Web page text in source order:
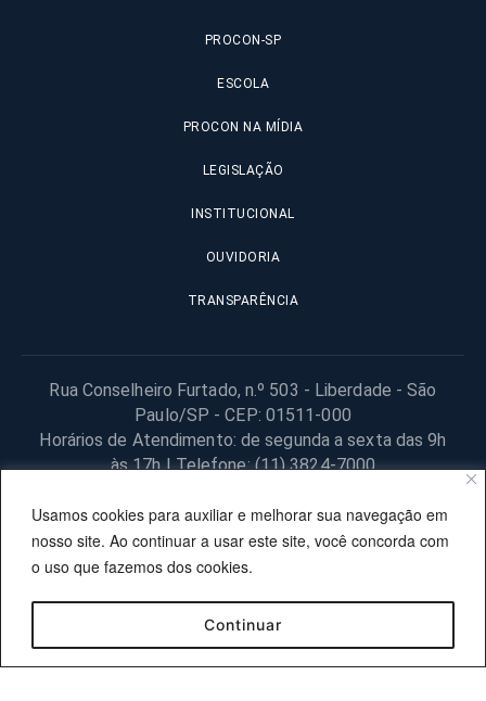
Usamos cookies para auxiliar e melhorar sua navegação em
nosso site. Ao continuar a usar este site, você concorda com
o uso que fazemos dos cookies.
Continuar
PROCON-SP
ESCOLA
PROCON NA MÍDIA
LEGISLAÇÃO
INSTITUCIONAL
OUVIDORIA
TRANSPARÊNCIA
Rua Conselheiro Furtado, n.º 503 - Liberdade - São
Paulo/SP - CEP: 01511-000
Horários de Atendimento: de segunda a sexta das 9h
às 17h | Telefone: (11) 3824-7000
© 2025 Fundação Procon – SP – Todos os direitos reservados. |
Site desenvolvido pela PRODESP.